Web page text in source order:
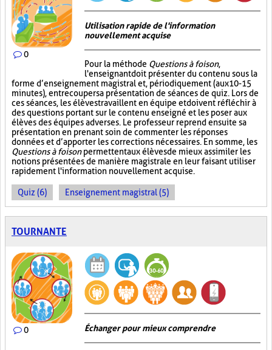
0
Utilisation rapide de l'information
nouvellement acquise
Pour la méthode Questions à foison,
l'enseignant doit présenter du contenu sous la
forme d’enseignement magistral et, périodiquement (aux 10-15
minutes), entrecouper sa présentation de séances de quiz. Lors de
ces séances, les élèves travaillent en équipe et doivent réfléchir à
des questions portant sur le contenu enseigné et les poser aux
élèves des équipes adverses. Le professeur reprend ensuite sa
présentation en prenant soin de commenter les réponses
données et d’apporter les corrections nécessaires. En somme, les
Questions à foisonpermettent aux élèves de mieux assimiler les
notions présentées de manière magistrale en leur faisant utiliser
rapidement l'information nouvellement acquise.
Quiz (6) Enseignement magistral (5)
TOURNANTE
0 Échanger pour mieux comprendre